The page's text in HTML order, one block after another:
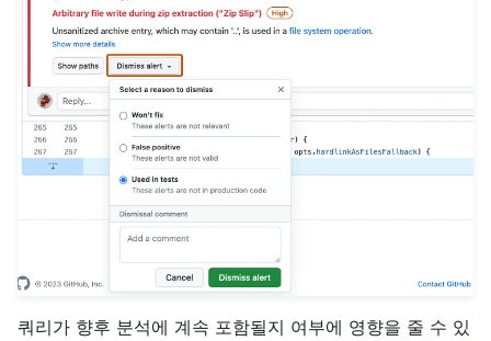
쿼리가 향후 분석에 계속 포함될지 여부에 영향을 줄 수 있